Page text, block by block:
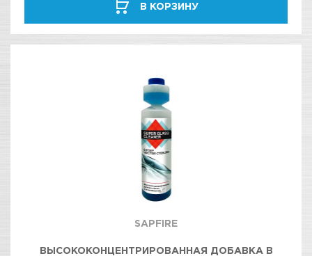
В КОРЗИНУ
SAPFIRE
ВЫСОКОКОНЦЕНТРИРОВАННАЯ ДОБАВКА В